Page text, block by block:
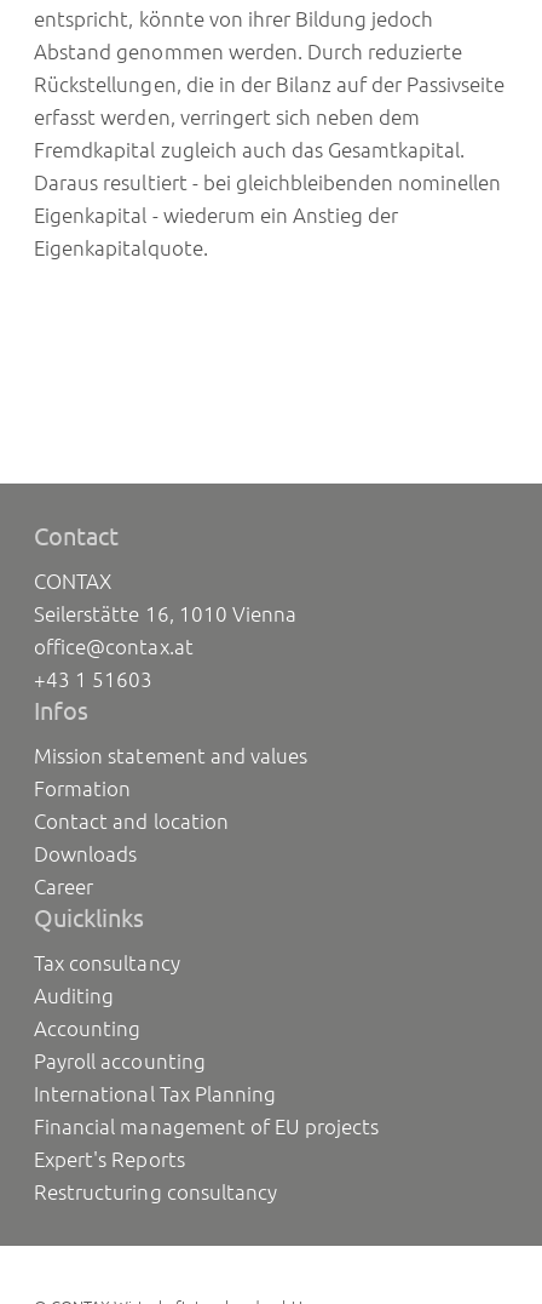
entspricht, könnte von ihrer Bildung jedoch
Abstand genommen werden. Durch reduzierte
Rückstellungen, die in der Bilanz auf der Passivseite
erfasst werden, verringert sich neben dem
Fremdkapital zugleich auch das Gesamtkapital.
Daraus resultiert - bei gleichbleibenden nominellen
Eigenkapital - wiederum ein Anstieg der
Eigenkapitalquote.
Contact
CONTAX
Seilerstätte 16, 1010 Vienna
office@contax.at
+43 1 51603
Infos
Mission statement and values
Formation
Contact and location
Downloads
Career
Quicklinks
Tax consultancy
Auditing
Accounting
Payroll accounting
International Tax Planning
Financial management of EU projects
Expert's Reports
Restructuring consultancy